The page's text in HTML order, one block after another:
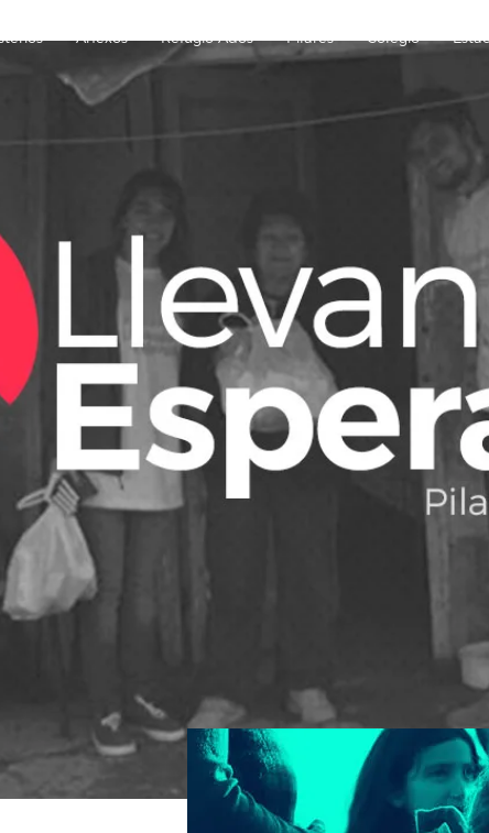
Anexos Refugio Ados Pilares Colegio